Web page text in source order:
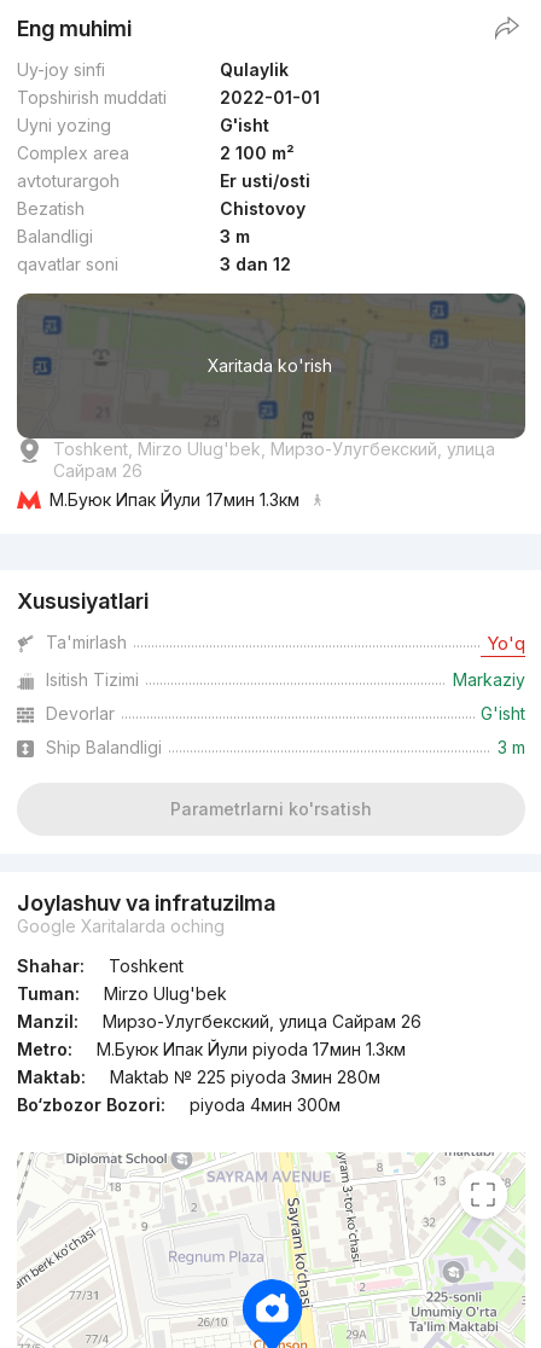
Eng muhimi
Uy-joy sinfi
Qulaylik
Topshirish muddati
2022-01-01
Uyni yozing
G'isht
Complex area
2 100 m²
avtoturargoh
Er usti/osti
Bezatish
Chistovoy
Balandligi
3 m
qavatlar soni
3 dan 12
Xaritada ko'rish
Toshkent, Mirzo Ulug'bek, Мирзо-Улугбекский, улица
Сайрам 26
М.Буюк Ипак Йули 17мин 1.3км
Xususiyatlari
Ta'mirlash Yo'q
Isitish Tizimi
Markaziy
Devorlar
G'isht
Ship Balandligi
3 m
Parametrlarni ko'rsatish
Joylashuv va infratuzilma
Google Xaritalarda oching
Shahar:
Toshkent
Tuman:
Mirzo Ulug'bek
Manzil:
Мирзо-Улугбекский, улица Сайрам 26
Metro:
М.Буюк Ипак Йули piyoda 17мин 1.3км
Maktab:
Maktab № 225 piyoda 3мин 280м
Bo‘zbozor Bozori:
piyoda 4мин 300м